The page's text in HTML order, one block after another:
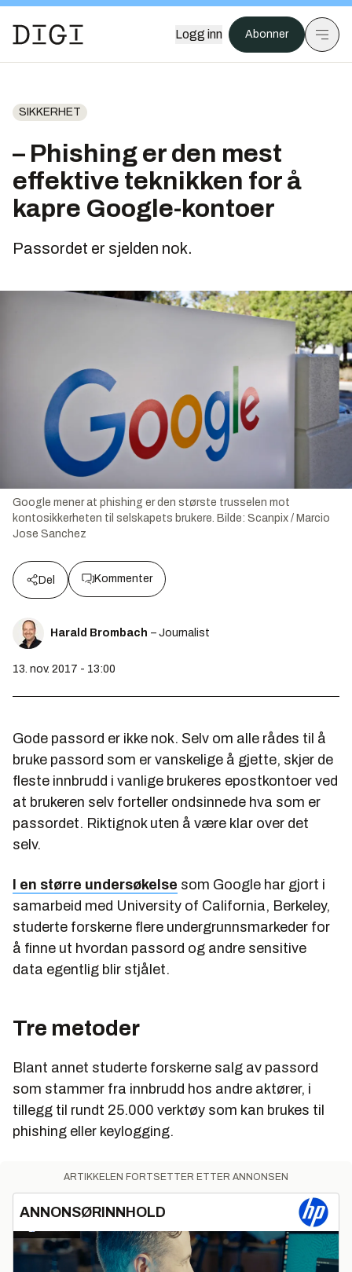
Logg inn Abonner
SIKKERHET
– Phishing er den mest
effektive teknikken for å
kapre Google-kontoer
Passordet er sjelden nok.
Google mener at phishing er den største trusselen mot
kontosikkerheten til selskapets brukere. Bilde: Scanpix / Marcio
Jose Sanchez
Del Kommenter
Harald Brombach – Journalist
13. nov. 2017 - 13:00
Gode passord er ikke nok. Selv om alle rådes til å
bruke passord som er vanskelige å gjette, skjer de
fleste innbrudd i vanlige brukeres epostkontoer ved
at brukeren selv forteller ondsinnede hva som er
passordet. Riktignok uten å være klar over det
selv.
I en større undersøkelse som Google har gjort i
samarbeid med University of California, Berkeley,
studerte forskerne flere undergrunnsmarkeder for
å finne ut hvordan passord og andre sensitive
data egentlig blir stjålet.
Tre metoder
Blant annet studerte forskerne salg av passord
som stammer fra innbrudd hos andre aktører, i
tillegg til rundt 25.000 verktøy som kan brukes til
phishing eller keylogging.
ARTIKKELEN FORTSETTER ETTER ANNONSEN
ANNONSØRINNHOLD